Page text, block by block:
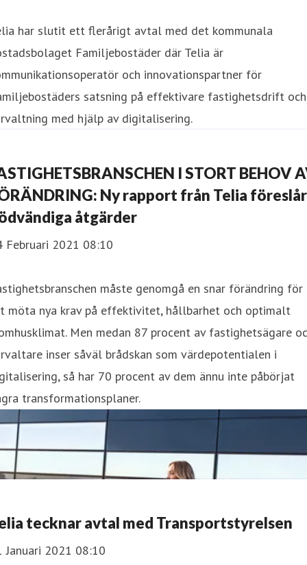
har slutit ett flerårigt avtal med det kommunala
Familjebostäder där Telia är
och innovationspartner för
satsning på effektivare fastighetsdrift och
med hjälp av digitalisering.
I STORT BEHOV
Ny rapport från Telia föreslår
åtgärder
Februari 2021 08:10
måste genomgå en snar förändring för
möta nya krav på effektivitet, hållbarhet och optimalt
Men medan 87 procent av fastighetsägare
inser såväl brådskan som värdepotentialen i
så har 70 procent av dem ännu inte påbörjat
transformationsplaner.
tecknar avtal med Transportstyrelsen
Januari 2021 08:10